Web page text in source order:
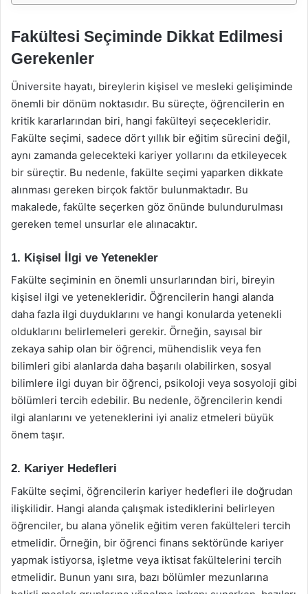
Fakültesi Seçiminde Dikkat Edilmesi
Gerekenler
Üniversite hayatı, bireylerin kişisel ve mesleki gelişiminde
önemli bir dönüm noktasıdır. Bu süreçte, öğrencilerin en
kritik kararlarından biri, hangi fakülteyi seçecekleridir.
Fakülte seçimi, sadece dört yıllık bir eğitim sürecini değil,
aynı zamanda gelecekteki kariyer yollarını da etkileyecek
bir süreçtir. Bu nedenle, fakülte seçimi yaparken dikkate
alınması gereken birçok faktör bulunmaktadır. Bu
makalede, fakülte seçerken göz önünde bulundurulması
gereken temel unsurlar ele alınacaktır.
1. Kişisel İlgi ve Yetenekler
Fakülte seçiminin en önemli unsurlarından biri, bireyin
kişisel ilgi ve yetenekleridir. Öğrencilerin hangi alanda
daha fazla ilgi duyduklarını ve hangi konularda yetenekli
olduklarını belirlemeleri gerekir. Örneğin, sayısal bir
zekaya sahip olan bir öğrenci, mühendislik veya fen
bilimleri gibi alanlarda daha başarılı olabilirken, sosyal
bilimlere ilgi duyan bir öğrenci, psikoloji veya sosyoloji gibi
bölümleri tercih edebilir. Bu nedenle, öğrencilerin kendi
ilgi alanlarını ve yeteneklerini iyi analiz etmeleri büyük
önem taşır.
2. Kariyer Hedefleri
Fakülte seçimi, öğrencilerin kariyer hedefleri ile doğrudan
ilişkilidir. Hangi alanda çalışmak istediklerini belirleyen
öğrenciler, bu alana yönelik eğitim veren fakülteleri tercih
etmelidir. Örneğin, bir öğrenci finans sektöründe kariyer
yapmak istiyorsa, işletme veya iktisat fakültelerini tercih
etmelidir. Bunun yanı sıra, bazı bölümler mezunlarına